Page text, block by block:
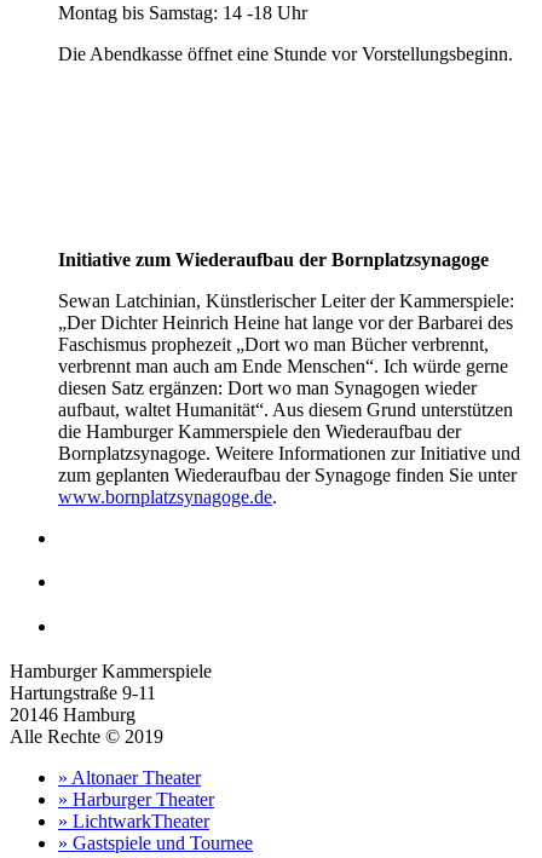
Montag bis Samstag: 14 -18 Uhr
Die Abendkasse öffnet eine Stunde vor Vorstellungsbeginn.
Initiative zum Wiederaufbau der Bornplatzsynagoge
Sewan Latchinian, Künstlerischer Leiter der Kammerspiele:
„Der Dichter Heinrich Heine hat lange vor der Barbarei des
Faschismus prophezeit „Dort wo man Bücher verbrennt,
verbrennt man auch am Ende Menschen“. Ich würde gerne
diesen Satz ergänzen: Dort wo man Synagogen wieder
aufbaut, waltet Humanität“. Aus diesem Grund unterstützen
die Hamburger Kammerspiele den Wiederaufbau der
Bornplatzsynagoge. Weitere Informationen zur Initiative und
zum geplanten Wiederaufbau der Synagoge finden Sie unter
www.bornplatzsynagoge.de.
Hamburger Kammerspiele
Hartungstraße 9-11
20146 Hamburg
Alle Rechte © 2019
» Altonaer Theater
» Harburger Theater
» LichtwarkTheater
» Gastspiele und Tournee